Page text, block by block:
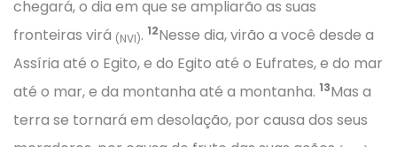
chegará, o dia em que se ampliarão as suas
fronteiras virá (NVI). 12Nesse dia, virão a você desde a
Assíria até o Egito, e do Egito até o Eufrates, e do mar
até o mar, e da montanha até a montanha. 13Mas a
terra se tornará em desolação, por causa dos seus